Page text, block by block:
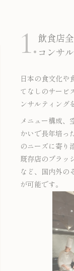
1.飲食店
コンサ
日本の食文化や
てなしのサービ
ンサルティング
メニュー構成、
かいで長年培っ
のニーズに寄り
既存店のブラッ
など、国内外の
が可能です。